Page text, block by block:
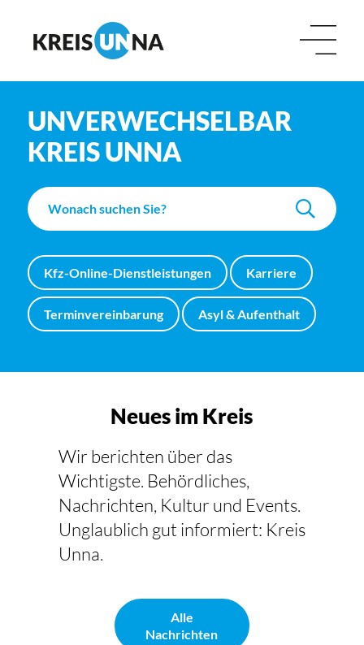
UNVERWECHSELBAR
KREIS UNNA
Kfz-Online-Dienstleistungen Karriere
Terminvereinbarung Asyl & Aufenthalt
Neues im Kreis
Wir berichten über das
Wichtigste. Behördliches,
Nachrichten, Kultur und Events.
Unglaublich gut informiert: Kreis
Unna.
Alle
Nachrichten